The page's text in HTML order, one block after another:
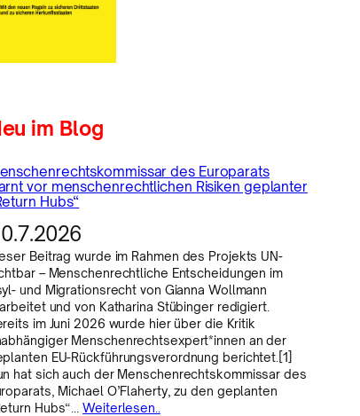
im Blog
des Europarats
vor menschenrechtlichen Risiken geplanter
Hubs“
Beitrag wurde im Rahmen des Projekts UN-
– Menschenrechtliche Entscheidungen im
und Migrationsrecht von Gianna Wollmann
und von Katharina Stübinger redigiert.
im Juni 2026 wurde hier über die Kritik
Menschenrechtsexpert*innen an der
EU-Rückführungsverordnung berichtet.[1]
hat sich auch der Menschenrechtskommissar des
Michael O’Flaherty, zu den geplanten
Hubs“…Weiterlesen..